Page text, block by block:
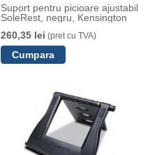
Suport pentru picioare ajustabil
SoleRest, negru, Kensington
260,35 lei (pret cu TVA)